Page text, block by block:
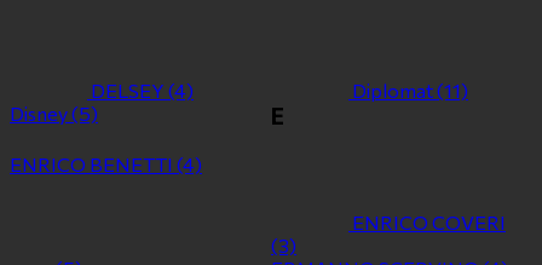
DELSEY (4) Diplomat(11)
Disney(5) E
ENRICO BENETTI (4)
ENRICO COVERI
(3)